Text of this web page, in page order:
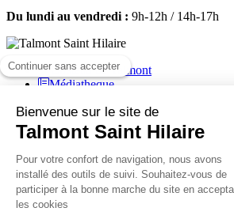
Du lundi au vendredi : 9h-12h / 14h-17h
Médiatheque
Mairie de Talmont Saint Hilaire - Tous droits
Plan de site-Mentions légales